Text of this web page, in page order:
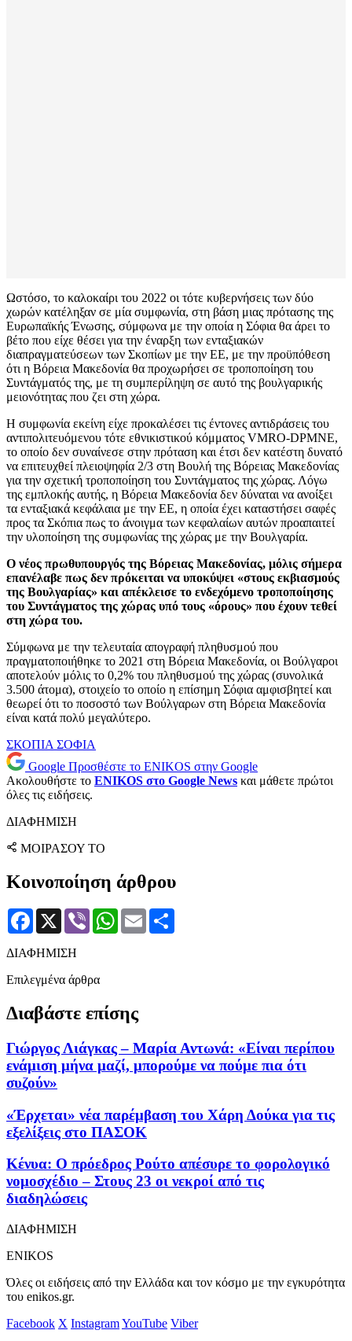
Ωστόσο, το καλοκαίρι του 2022 οι τότε κυβερνήσεις των δύο
χωρών κατέληξαν σε μία συμφωνία, στη βάση μιας πρότασης της
Ευρωπαϊκής Ένωσης, σύμφωνα με την οποία η Σόφια θα άρει το
βέτο που είχε θέσει για την έναρξη των ενταξιακών
διαπραγματεύσεων των Σκοπίων με την ΕΕ, με την προϋπόθεση
ότι η Βόρεια Μακεδονία θα προχωρήσει σε τροποποίηση του
Συντάγματός της, με τη συμπερίληψη σε αυτό της βουλγαρικής
μειονότητας που ζει στη χώρα.
Η συμφωνία εκείνη είχε προκαλέσει τις έντονες αντιδράσεις του
αντιπολιτευόμενου τότε εθνικιστικού κόμματος VMRO-DPMNE,
το οποίο δεν συναίνεσε στην πρόταση και έτσι δεν κατέστη δυνατό
να επιτευχθεί πλειοψηφία 2/3 στη Βουλή της Βόρειας Μακεδονίας
για την σχετική τροποποίηση του Συντάγματος της χώρας. Λόγω
της εμπλοκής αυτής, η Βόρεια Μακεδονία δεν δύναται να ανοίξει
τα ενταξιακά κεφάλαια με την ΕΕ, η οποία έχει καταστήσει σαφές
προς τα Σκόπια πως το άνοιγμα των κεφαλαίων αυτών προαπαιτεί
την υλοποίηση της συμφωνίας της χώρας με την Βουλγαρία.
Ο νέος πρωθυπουργός της Βόρειας Μακεδονίας, μόλις σήμερα
επανέλαβε πως δεν πρόκειται να υποκύψει «στους εκβιασμούς
της Βουλγαρίας» και απέκλεισε το ενδεχόμενο τροποποίησης
του Συντάγματος της χώρας υπό τους «όρους» που έχουν τεθεί
στη χώρα του.
Σύμφωνα με την τελευταία απογραφή πληθυσμού που
πραγματοποιήθηκε το 2021 στη Βόρεια Μακεδονία, οι Βούλγαροι
αποτελούν μόλις το 0,2% του πληθυσμού της χώρας (συνολικά
3.500 άτομα), στοιχείο το οποίο η επίσημη Σόφια αμφισβητεί και
θεωρεί ότι το ποσοστό των Βούλγαρων στη Βόρεια Μακεδονία
είναι κατά πολύ μεγαλύτερο.
ΣΚΟΠΙΑ ΣΟΦΙΑ
Google Προσθέστε το ENIKOS στην Google
Ακολουθήστε το ENIKOS στο Google News και μάθετε πρώτοι
όλες τις ειδήσεις.
ΔΙΑΦΗΜΙΣΗ
ΜΟΙΡΑΣΟΥ ΤΟ
Κοινοποίηση άρθρου
Facebook
X Viber WhatsApp
Email
ΔΙΑΦΗΜΙΣΗ
Επιλεγμένα άρθρα
Διαβάστε επίσης
Γιώργος Λιάγκας – Μαρία Αντωνά: «Είναι περίπου
ενάμιση μήνα μαζί, μπορούμε να πούμε πια ότι
συζούν»
«Έρχεται» νέα παρέμβαση του Χάρη Δούκα για τις
εξελίξεις στο ΠΑΣΟΚ
Κένυα: Ο πρόεδρος Ρούτο απέσυρε το φορολογικό
νομοσχέδιο – Στους 23 οι νεκροί από τις
διαδηλώσεις
ΔΙΑΦΗΜΙΣΗ
ENIKOS
Όλες οι ειδήσεις από την Ελλάδα και τον κόσμο με την εγκυρότητα
του enikos.gr.
Facebook X InstagramYouTube Viber